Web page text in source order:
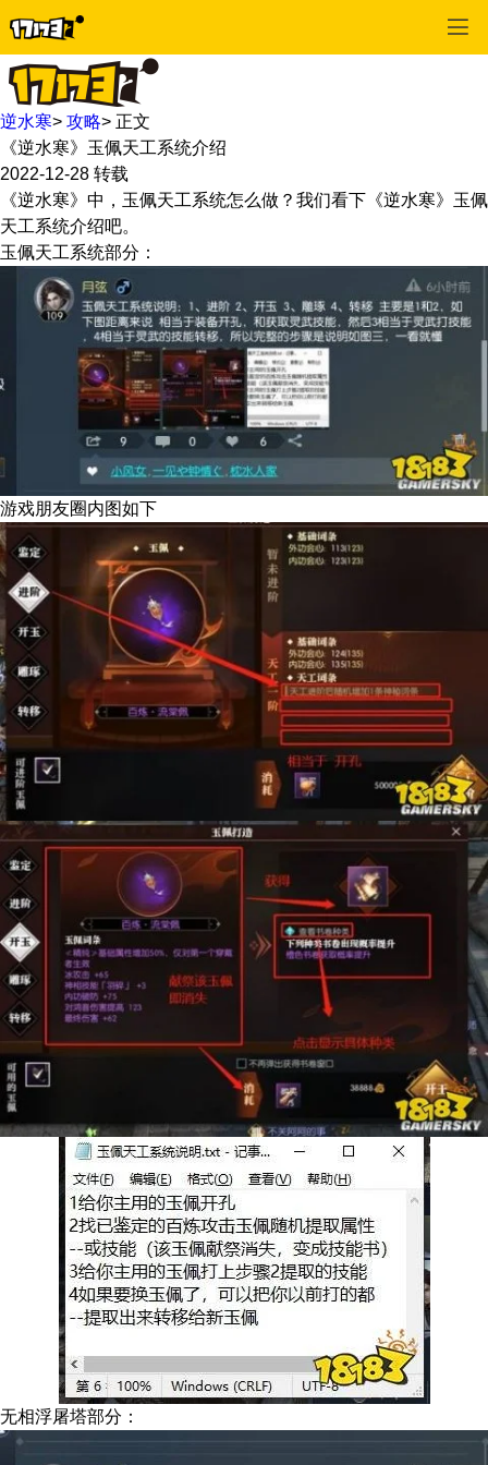
逆水寒> 攻略> 正文
《逆水寒》玉佩天工系统介绍
2022-12-28 转载
《逆水寒》中，玉佩天工系统怎么做？我们看下《逆水寒》玉佩
天工系统介绍吧。
玉佩天工系统部分：
游戏朋友圈内图如下
无相浮屠塔部分：